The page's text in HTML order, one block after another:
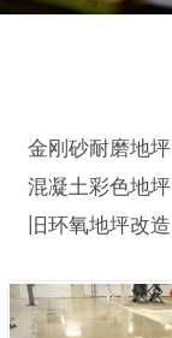
金刚砂耐磨地坪
混凝土彩色地坪
旧环氧地坪改造